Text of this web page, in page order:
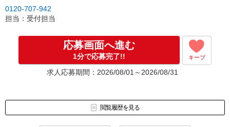
0120-707-942
担当：受付担当
応募画面へ進む
1分で応募完了!! キープ
求人応募期間：2026/08/01～2026/08/31
閲覧履歴を見る